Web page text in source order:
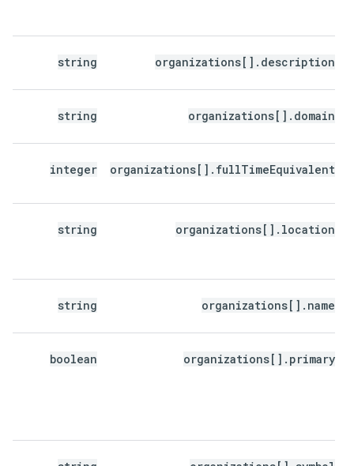
organizations[].description
string
organizations[].domain
string
organizations[].fullTimeEquivalent
integer
organizations[].location
string
organizations[].name
string
organizations[].primary
boolean